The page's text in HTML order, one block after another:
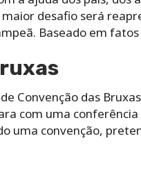
desafio será
Baseado em fatos
Convenção das
com uma
uma convenção,